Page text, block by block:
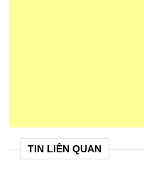
TIN LIÊN QUAN